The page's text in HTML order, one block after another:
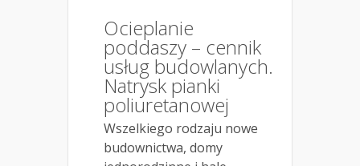
Ocieplanie
poddaszy – cennik
usług budowlanych.
Natrysk pianki
poliuretanowej
Wszelkiego rodzaju nowe
budownictwa, domy